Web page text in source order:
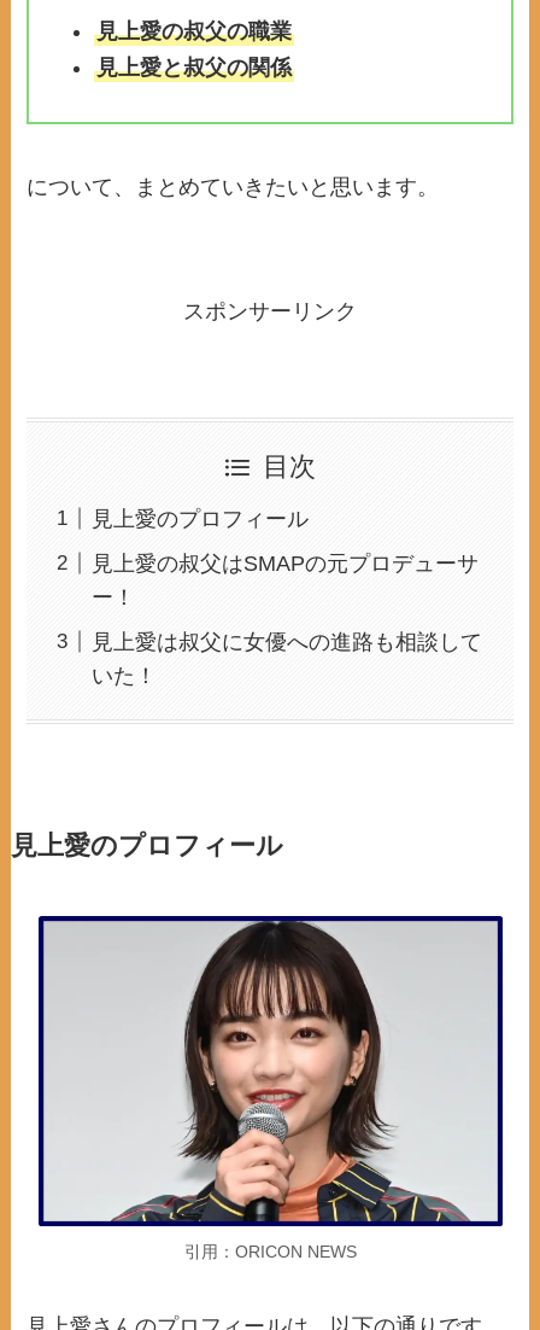
見上愛の叔父の職業
見上愛と叔父の関係
について、まとめていきたいと思います。
スポンサーリンク
目次
見上愛のプロフィール
見上愛の叔父はSMAPの元プロデューサ
ー！
見上愛は叔父に女優への進路も相談して
いた！
見上愛のプロフィール
引用：ORICON NEWS